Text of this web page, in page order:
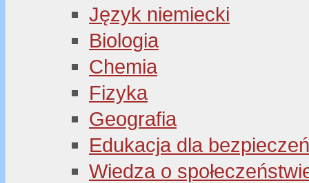
Język niemiecki
Biologia
Chemia
Fizyka
Geografia
Edukacja dla
Wiedza o